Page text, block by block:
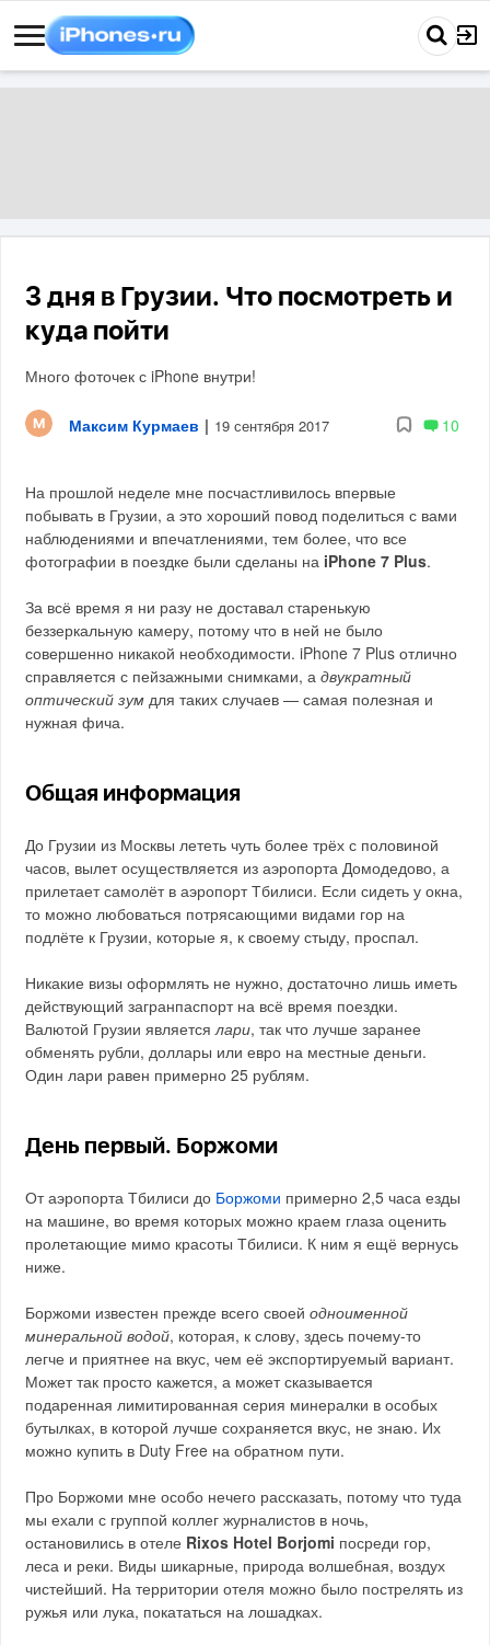
3 дня в Грузии. Что посмотреть и
куда пойти
Много фоточек с iPhone внутри!
Максим Курмаев | 19 сентября 2017 10
На прошлой неделе мне посчастливилось впервые
побывать в Грузии, а это хороший повод поделиться с вами
наблюдениями и впечатлениями, тем более, что все
фотографии в поездке были сделаны на iPhone 7 Plus.
За всё время я ни разу не доставал старенькую
беззеркальную камеру, потому что в ней не было
совершенно никакой необходимости. iPhone 7 Plus отлично
справляется с пейзажными снимками, адвукратный
оптический зум для таких случаев — самая полезная и
нужная фича.
Общая информация
До Грузии из Москвы лететь чуть более трёх с половиной
часов, вылет осуществляется из аэропорта Домодедово, а
прилетает самолёт в аэропорт Тбилиси. Если сидеть у окна,
то можно любоваться потрясающими видами гор на
подлёте к Грузии, которые я, к своему стыду, проспал.
Никакие визы оформлять не нужно, достаточно лишь иметь
действующий загранпаспорт на всё время поездки.
Валютой Грузии являетсялари, так что лучше заранее
обменять рубли, доллары или евро на местные деньги.
Один лари равен примерно 25 рублям.
День первый. Боржоми
От аэропорта Тбилиси до Боржоми примерно 2,5 часа езды
на машине, во время которых можно краем глаза оценить
пролетающие мимо красоты Тбилиси. К ним я ещё вернусь
ниже.
Боржоми известен прежде всего своейодноименной
минеральной водой, которая, к слову, здесь почему-то
легче и приятнее на вкус, чем её экспортируемый вариант.
Может так просто кажется, а может сказывается
подаренная лимитированная серия минералки в особых
бутылках, в которой лучше сохраняется вкус, не знаю. Их
можно купить в Duty Free на обратном пути.
Про Боржоми мне особо нечего рассказать, потому что туда
мы ехали с группой коллег журналистов в ночь,
остановились в отеле Rixos Hotel Borjomi посреди гор,
леса и реки. Виды шикарные, природа волшебная, воздух
чистейший. На территории отеля можно было пострелять из
ружья или лука, покататься на лошадках.